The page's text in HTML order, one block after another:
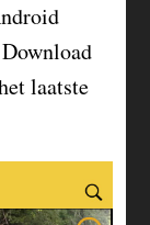
laatste